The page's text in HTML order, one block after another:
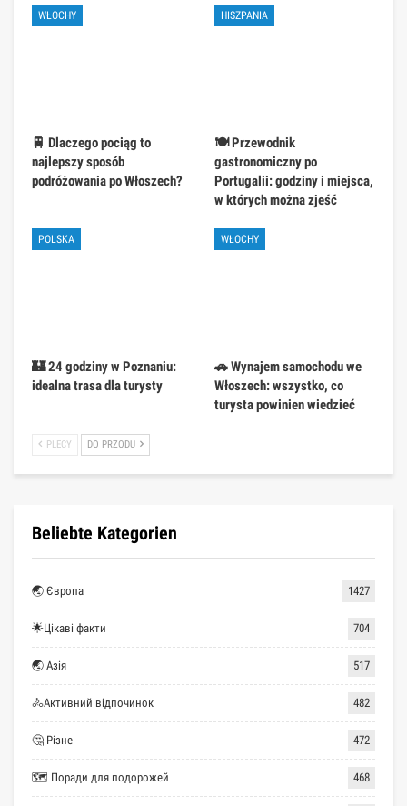
WŁOCHY
🚆 Dlaczego pociąg to
najlepszy sposób
podróżowania po Włoszech?
HISZPANIA
🍽️ Przewodnik
gastronomiczny po
Portugalii: godziny i miejsca,
w których można zjeść
POLSKA
🏰 24 godziny w Poznaniu:
idealna trasa dla turysty
WŁOCHY
🚗 Wynajem samochodu we
Włoszech: wszystko, co
turysta powinien wiedzieć
PLECY DO PRZODU
Beliebte Kategorien
🌏 Європа 1427
🌟Цікаві факти 704
🌏 Азія 517
🚴Активний відпочинок 482
🤔 Різне 472
🗺 Поради для подорожей 468